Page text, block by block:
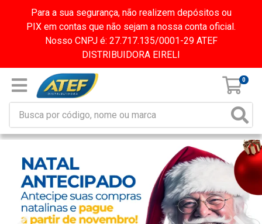
Para a sua segurança, não realizem depósitos ou
PIX em contas que não sejam a nossa conta oficial.
Nosso CNPJ é: 27.717.135/0001-29 ATEF
DISTRIBUIDORA EIRELI
0